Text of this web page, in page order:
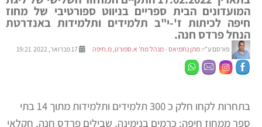
המועדונים הבית ספריים בניווט ספורטיבי של מחוז
חיפה לכיתות ז'-י"ב תלמידים ותלמידות באנדרטת
הנחל פרדס חנה.
פורסם ע"י: מתן נחמיאס - מנהל מח' א.ספורט, מ.חיפה
בתחרות לקחו חלק כ 300 תלמידים ותלמידות מתוך 14 בתי
ספר ממחוז חיפה: כרמים בנימינה, שבילים פרדס חנה, חקלאי